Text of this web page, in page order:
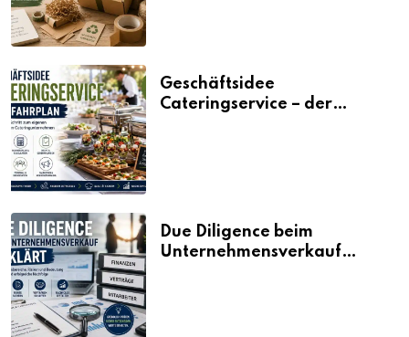
Geschäftsidee
Cateringservice – der
Due Diligence beim
Unternehmensverkauf